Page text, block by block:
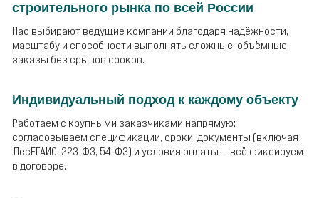
строительного рынка по всей России
Нас выбирают ведущие компании благодаря надёжности,
масштабу и способности выполнять сложные, объёмные
заказы без срывов сроков.
Индивидуальный подход к каждому объекту
Работаем с крупными заказчиками напрямую:
согласовываем спецификации, сроки, документы (включая
ЛесЕГАИС, 223-ФЗ, 54-ФЗ) и условия оплаты — всё фиксируем
в договоре.